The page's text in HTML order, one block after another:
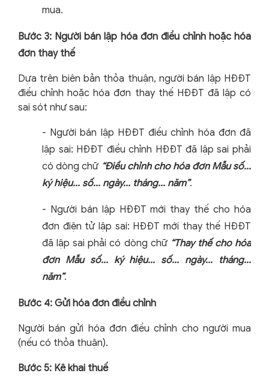
mua.
Bước 3: Người bán lập hóa đơn điều chỉnh hoặc hóa
đơn thay thế
Dựa trên biên bản thỏa thuận, người bán lập HĐĐT
điều chỉnh hoặc hóa đơn thay thế HĐĐT đã lập có
sai sót như sau:
- Người bán lập HĐĐT điều chỉnh hóa đơn đã
lập sai: HĐĐT điều chỉnh HĐĐT đã lập sai phải
có dòng chữ “Điều chỉnh cho hóa đơn Mẫu số...
ký hiệu... số... ngày... tháng... năm”.
- Người bán lập HĐĐT mới thay thế cho hóa
đơn điện tử lập sai: HĐĐT mới thay thế HĐĐT
đã lập sai phải có dòng chữ “Thay thế cho hóa
đơn Mẫu số... ký hiệu... số... ngày... tháng...
năm”.
Bước 4: Gửi hóa đơn điều chỉnh
Người bán gửi hóa đơn điều chỉnh cho người mua
(nếu có thỏa thuận).
Bước 5: Kê khai thuế